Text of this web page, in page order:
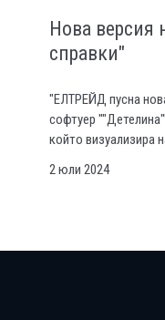
Нова версия
справки"
"ЕЛТРЕЙД пусна
софтуер
който визуализира
2 юли 2024